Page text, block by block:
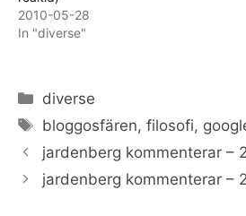
2010-05-28
In "diverse"
Categories
diverse
Tags
bloggosfären,filosofi,
jardenberg kommenterar –
jardenberg kommenterar –